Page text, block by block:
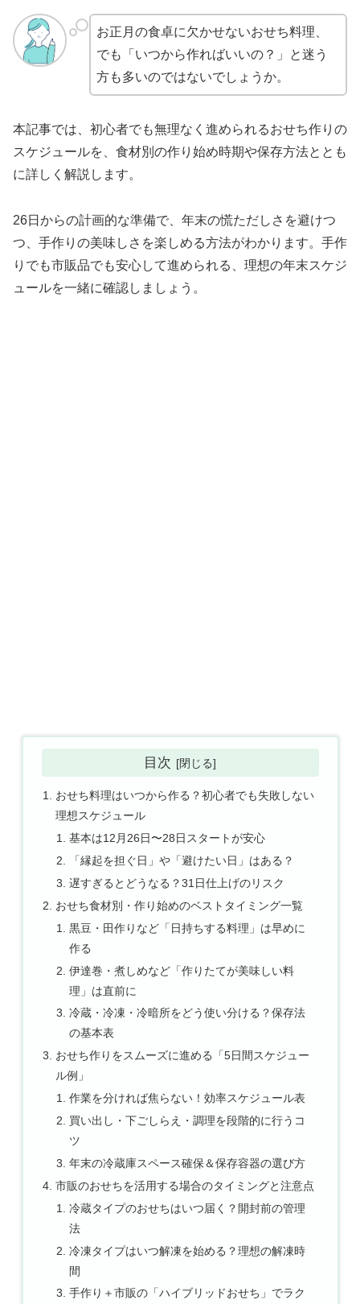
お正月の食卓に欠かせないおせち料理、
でも「いつから作ればいいの？」と迷う
方も多いのではないでしょうか。
本記事では、初心者でも無理なく進められるおせち作りの
スケジュールを、食材別の作り始め時期や保存方法ととも
に詳しく解説します。
26日からの計画的な準備で、年末の慌ただしさを避けつ
つ、手作りの美味しさを楽しめる方法がわかります。手作
りでも市販品でも安心して進められる、理想の年末スケジ
ュールを一緒に確認しましょう。
目次
おせち料理はいつから作る？初心者でも失敗しない
理想スケジュール
基本は12月26日〜28日スタートが安心
「縁起を担ぐ日」や「避けたい日」はある？
遅すぎるとどうなる？31日仕上げのリスク
おせち食材別・作り始めのベストタイミング一覧
黒豆・田作りなど「日持ちする料理」は早めに
作る
伊達巻・煮しめなど「作りたてが美味しい料
理」は直前に
冷蔵・冷凍・冷暗所をどう使い分ける？保存法
の基本表
おせち作りをスムーズに進める「5日間スケジュー
ル例」
作業を分ければ焦らない！効率スケジュール表
買い出し・下ごしらえ・調理を段階的に行うコ
ツ
年末の冷蔵庫スペース確保＆保存容器の選び方
市販のおせちを活用する場合のタイミングと注意点
冷蔵タイプのおせちはいつ届く？開封前の管理
法
冷凍タイプはいつ解凍を始める？理想の解凍時
間
手作り＋市販の「ハイブリッドおせち」でラク